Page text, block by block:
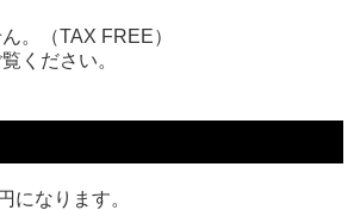
。（TAX FREE）
ください。
になります。